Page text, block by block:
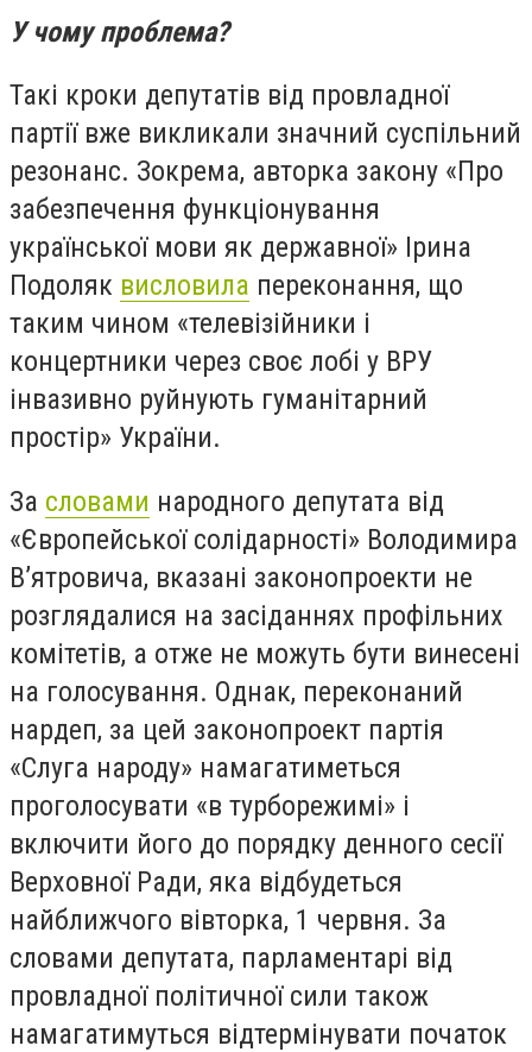
У чому проблема?
Такі кроки депутатів від провладної
партії вже викликали значний суспільний
резонанс. Зокрема, авторка закону «Про
забезпечення функціонування
української мови як державної» Ірина
Подоляк висловила переконання, що
таким чином «телевізійники і
концертники через своє лобі у ВРУ
інвазивно руйнують гуманітарний
простір» України.
За словами народного депутата від
«Європейської солідарності» Володимира
В’ятровича, вказані законопроекти не
розглядалися на засіданнях профільних
комітетів, а отже не можуть бути винесені
на голосування. Однак, переконаний
нардеп, за цей законопроект партія
«Слуга народу» намагатиметься
проголосувати «в турборежимі» і
включити його до порядку денного сесії
Верховної Ради, яка відбудеться
найближчого вівторка, 1 червня. За
словами депутата, парламентарі від
провладної політичної сили також
намагатимуться відтермінувати початок